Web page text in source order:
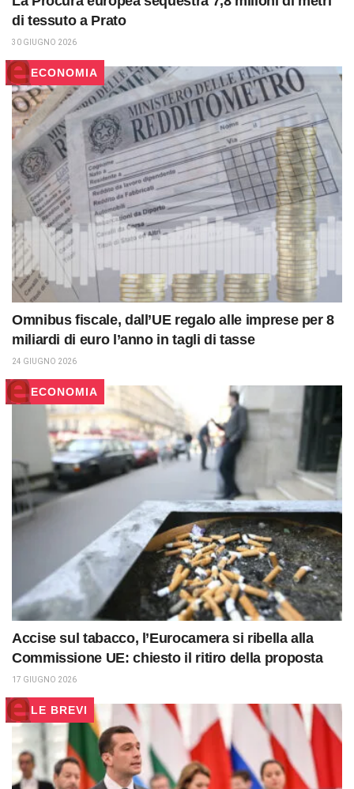
di tessuto a Prato
30 GIUGNO 2026
ECONOMIA
Omnibus fiscale, dall’UE regalo alle imprese per 8
miliardi di euro l’anno in tagli di tasse
24 GIUGNO 2026
ECONOMIA
Accise sul tabacco, l’Eurocamera si ribella alla
Commissione UE: chiesto il ritiro della proposta
17 GIUGNO 2026
LE BREVI